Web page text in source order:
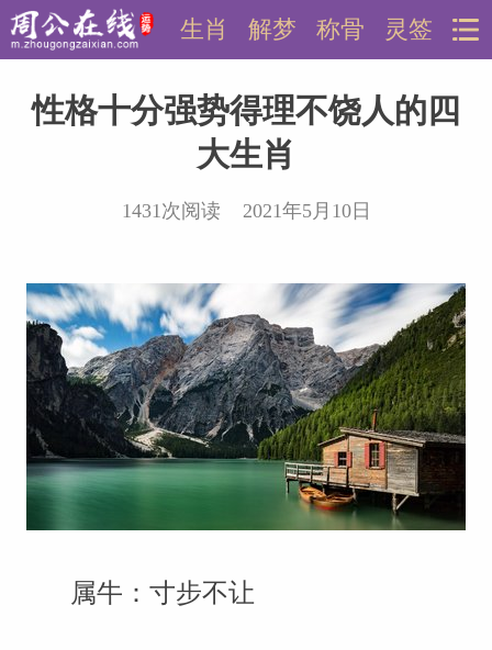
灵签
称骨
解梦
生肖
性格十分强势得理不饶人的四
大生肖
1431次阅读 2021年5月10日
属牛：寸步不让